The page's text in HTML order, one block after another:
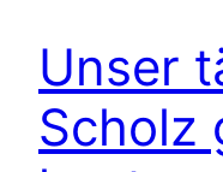
Unser
Scholz